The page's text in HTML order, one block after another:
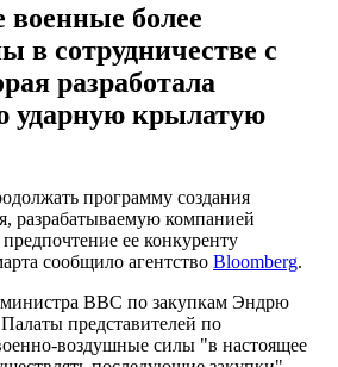
более
в сотрудничестве с
разработала
ударную крылатую
программу создания
разрабатываемую компанией
ее конкуренту
сообщило агентство Bloomberg.
ВВС по закупкам Эндрю
представителей по
воздушные силы "в настоящее